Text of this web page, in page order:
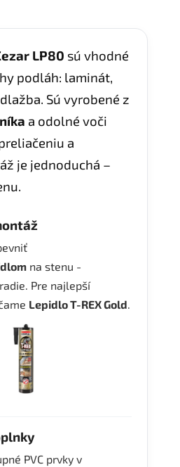
LP80 sú vhodné
podláh: laminát,
Sú vyrobené z
a odolné voči
a
je jednoduchá –
na stenu -
Pre najlepší
Lepidlo T-REX Gold.
PVC prvky v